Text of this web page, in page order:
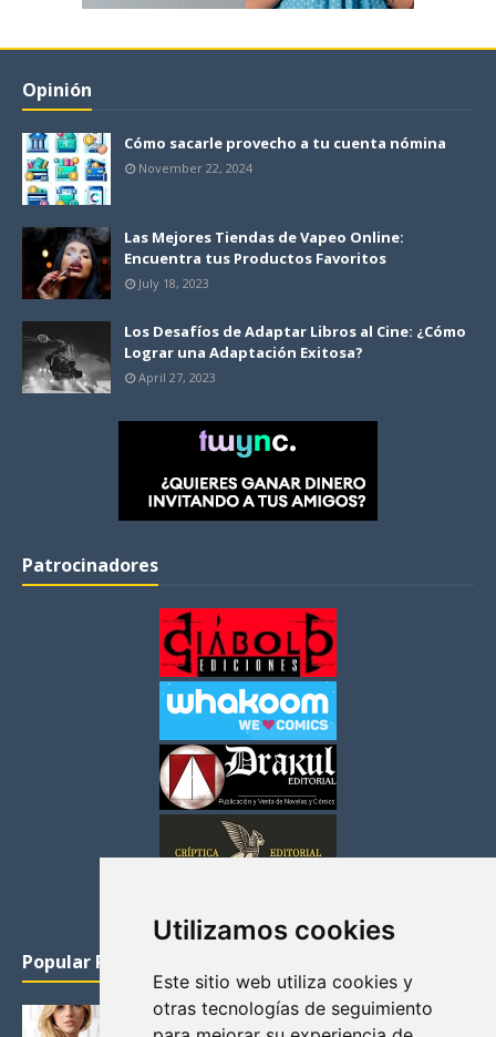
Utilizamos cookies
Este sitio web utiliza cookies y
otras tecnologías de seguimiento
Opinión
Cómo sacarle provecho a tu cuenta nómina
November 22, 2024
Las Mejores Tiendas de Vapeo Online:
Encuentra tus Productos Favoritos
July 18, 2023
Los Desafíos de Adaptar Libros al Cine: ¿Cómo
Lograr una Adaptación Exitosa?
April 27, 2023
Patrocinadores
Popular Posts
KATHERYN WINNICK: LA ACTRIZ MAS GUAPA DE